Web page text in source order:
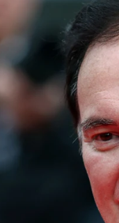
en su última